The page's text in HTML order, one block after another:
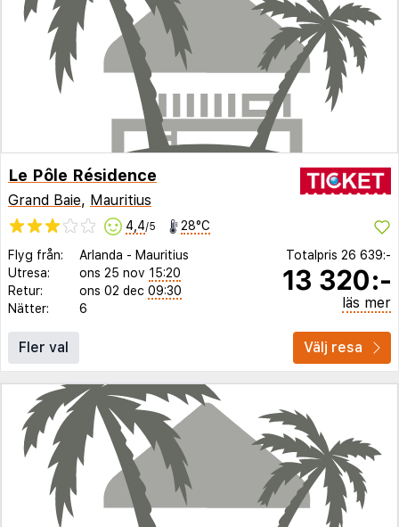
Le Pôle Résidence
Grand Baie, Mauritius
4,4/5 28°C
Flyg från: Arlanda - Mauritius
Utresa:
ons 25 nov 15:20
Retur:
ons 02 dec 09:30
Nätter:
6
Totalpris 26 639:-
13 320:-
läs mer
Fler val Välj resa